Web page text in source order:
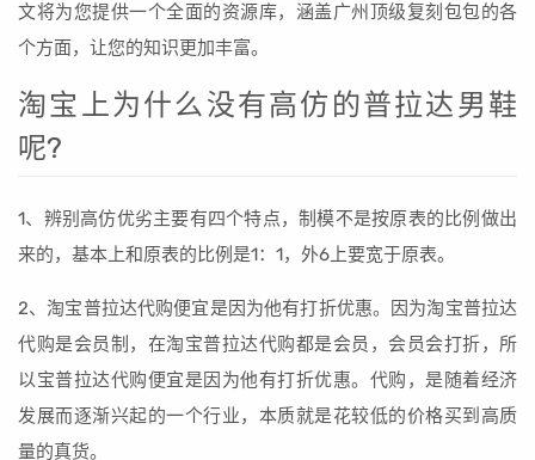
文将为您提供一个全面的资源库，涵盖广州顶级复刻包包的各
个方面，让您的知识更加丰富。
淘宝上为什么没有高仿的普拉达男鞋
呢?
1、辨别高仿优劣主要有四个特点，制模不是按原表的比例做出
来的，基本上和原表的比例是1：1，外6上要宽于原表。
2、淘宝普拉达代购便宜是因为他有打折优惠。因为淘宝普拉达
代购是会员制，在淘宝普拉达代购都是会员，会员会打折，所
以宝普拉达代购便宜是因为他有打折优惠。代购，是随着经济
发展而逐渐兴起的一个行业，本质就是花较低的价格买到高质
量的真货。